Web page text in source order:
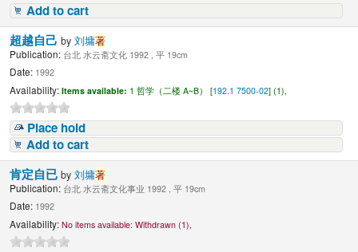
Add to cart
超越自己by刘墉著
Publication: 台北 水云斋文化 1992 , 平 19cm
Date: 1992
Availability: Items available: 1 哲学（二楼 A~B） [192.1 7500-02] (1),
Place hold
Add to cart
肯定自已by刘墉著
Publication: 台北 水云斋文化事业 1992 , 平 19cm
Date: 1992
Availability: No items available: Withdrawn (1),